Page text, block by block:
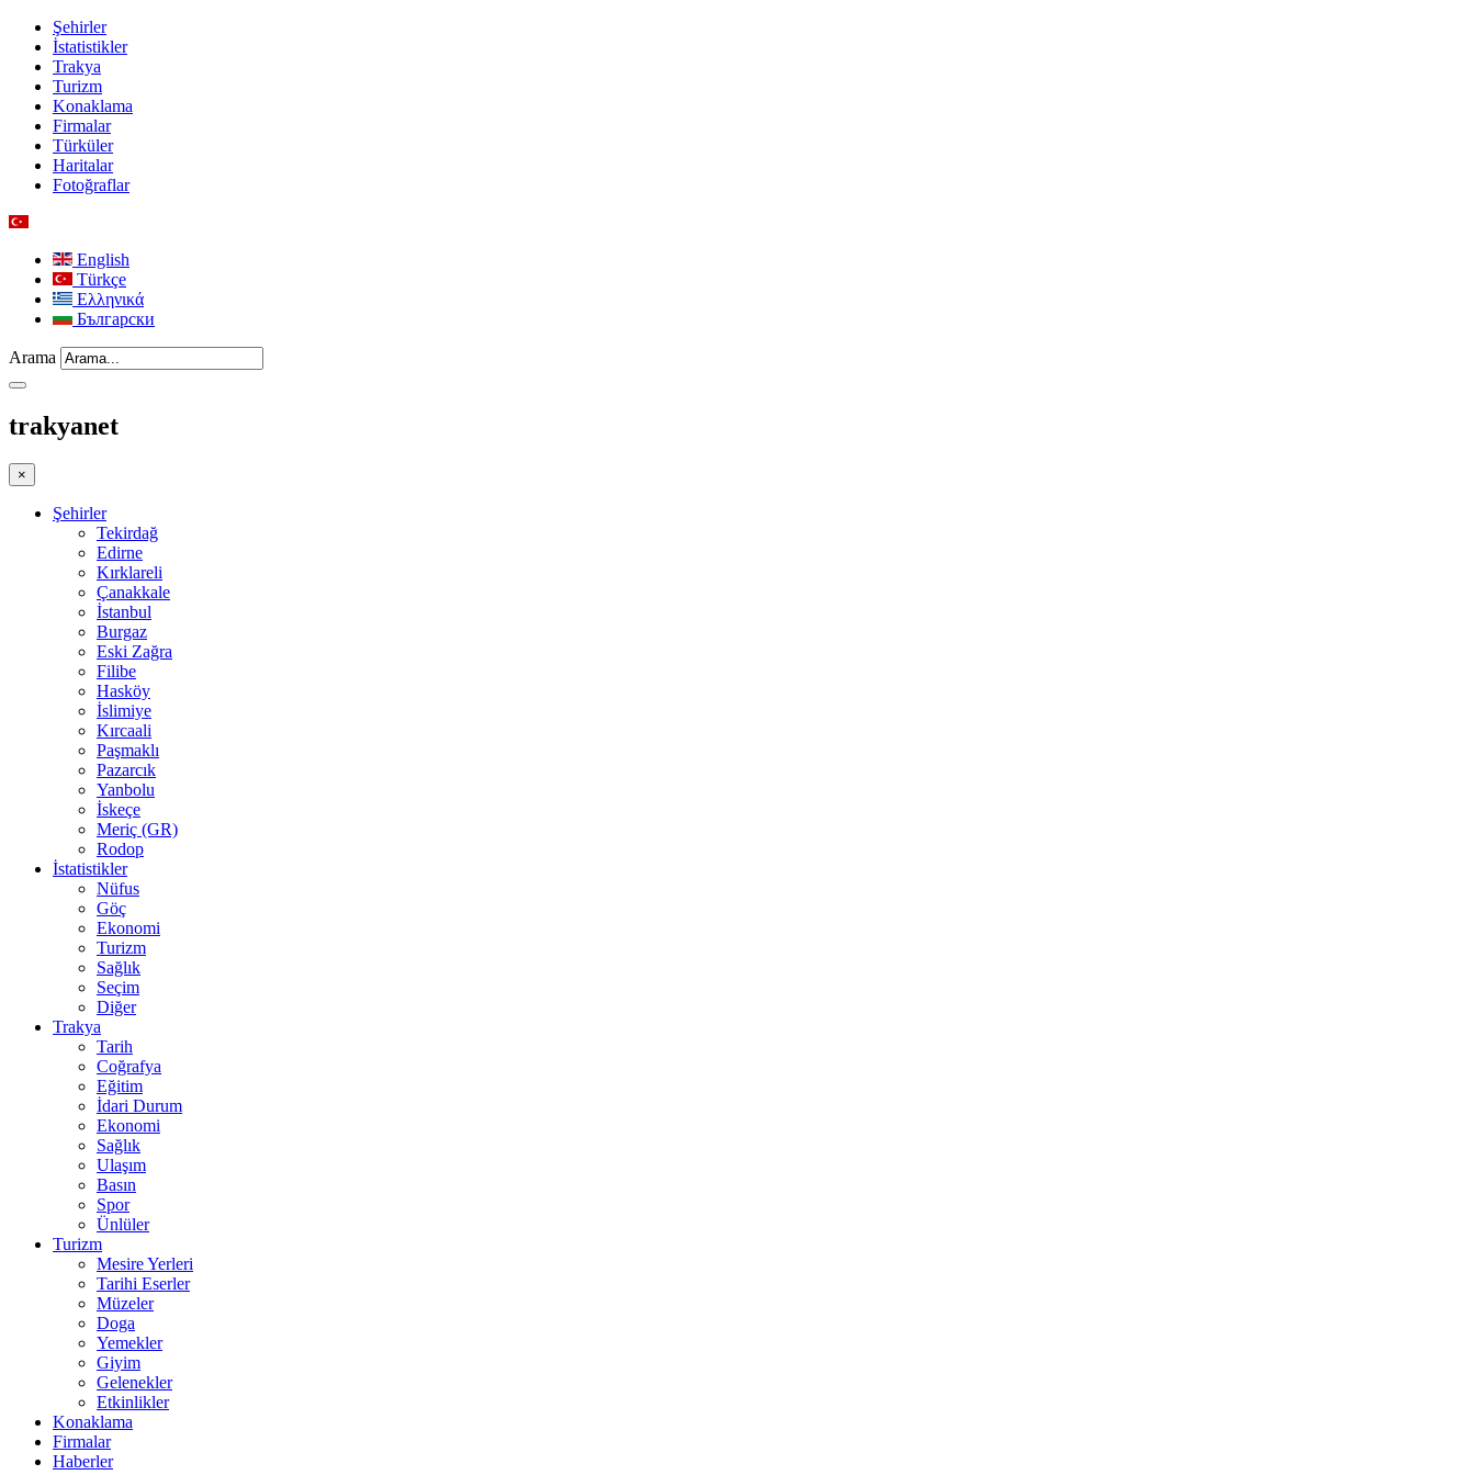
Şehirler
İstatistikler
Trakya
Turizm
Konaklama
Firmalar
Türküler
Haritalar
Fotoğraflar
English
Türkçe
Ελληνικά
Български
Arama
trakyanet
×
Şehirler
Tekirdağ
Edirne
Kırklareli
Çanakkale
İstanbul
Burgaz
Eski Zağra
Filibe
Hasköy
İslimiye
Kırcaali
Paşmaklı
Pazarcık
Yanbolu
İskeçe
Meriç (GR)
Rodop
İstatistikler
Nüfus
Göç
Ekonomi
Turizm
Sağlık
Seçim
Diğer
Trakya
Tarih
Coğrafya
Eğitim
İdari Durum
Ekonomi
Sağlık
Ulaşım
Basın
Spor
Ünlüler
Turizm
Mesire Yerleri
Tarihi Eserler
Müzeler
Doga
Yemekler
Giyim
Gelenekler
Etkinlikler
Konaklama
Firmalar
Haberler